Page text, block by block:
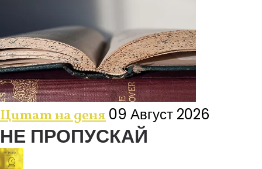
Цитат на деня09 Август 2026
НЕ ПРОПУСКАЙ